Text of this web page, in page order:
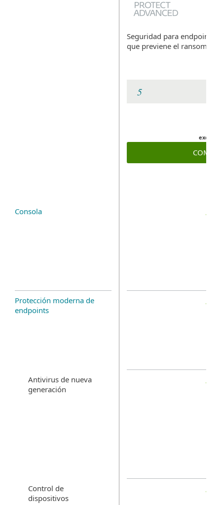
Seguridad para endpoints,
que previene el
excl.
Consola
Protección moderna de
endpoints
Antivirus de nueva
generación
Control de
dispositivos